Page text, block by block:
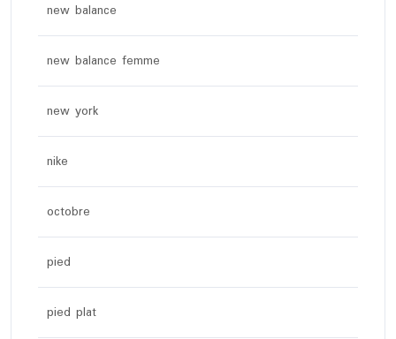
new balance
new balance femme
new york
nike
octobre
pied
pied plat